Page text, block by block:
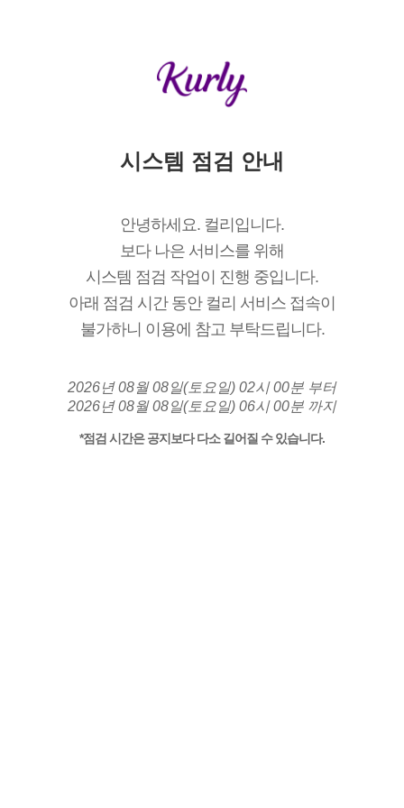
시스템 점검 안내
안녕하세요. 컬리입니다.
보다 나은 서비스를 위해
시스템 점검 작업이 진행 중입니다.
아래 점검 시간 동안 컬리 서비스 접속이
불가하니 이용에 참고 부탁드립니다.
2026년 08월 08일(토요일) 02시 00분 부터
2026년 08월 08일(토요일) 06시 00분 까지
*점검 시간은 공지보다 다소 길어질 수 있습니다.